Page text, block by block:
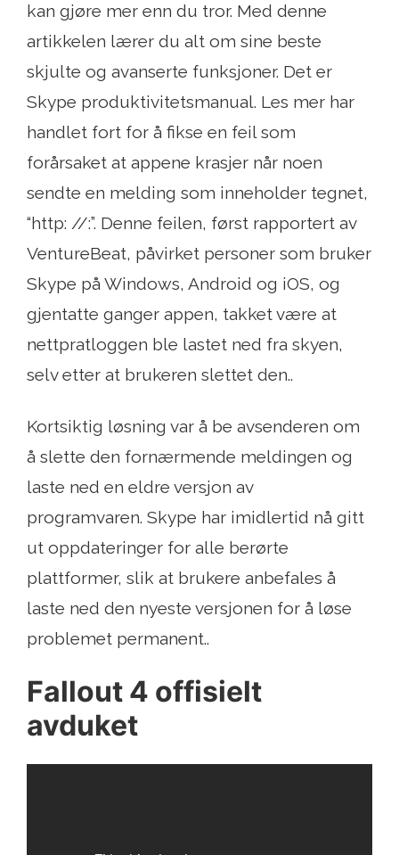
kan gjøre mer enn du tror. Med denne
artikkelen lærer du alt om sine beste
skjulte og avanserte funksjoner. Det er
Skype produktivitetsmanual. Les mer har
handlet fort for å fikse en feil som
forårsaket at appene krasjer når noen
sendte en melding som inneholder tegnet,
“http: //:”. Denne feilen, først rapportert av
VentureBeat, påvirket personer som bruker
Skype på Windows, Android og iOS, og
gjentatte ganger appen, takket være at
nettpratloggen ble lastet ned fra skyen,
selv etter at brukeren slettet den..
Kortsiktig løsning var å be avsenderen om
å slette den fornærmende meldingen og
laste ned en eldre versjon av
programvaren. Skype har imidlertid nå gitt
ut oppdateringer for alle berørte
plattformer, slik at brukere anbefales å
laste ned den nyeste versjonen for å løse
problemet permanent..
Fallout 4 offisielt
avduket